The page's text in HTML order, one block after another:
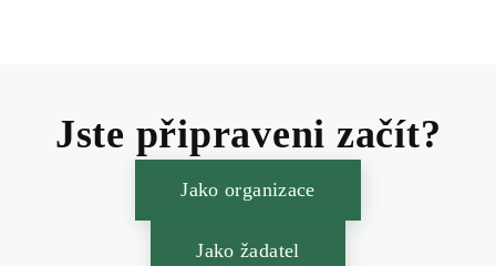
Jste připraveni začít?
Jako organizace
Jako žadatel